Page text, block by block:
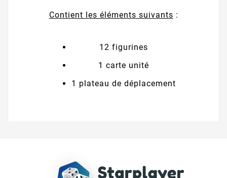
Contient les éléments suivants :
12 figurines
1 carte unité
1 plateau de déplacement